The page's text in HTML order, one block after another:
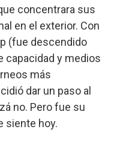
concentrara sus
en el exterior. Con
(fue descendido
capacidad y medios
más
dar un paso al
no. Pero fue su
siente hoy.